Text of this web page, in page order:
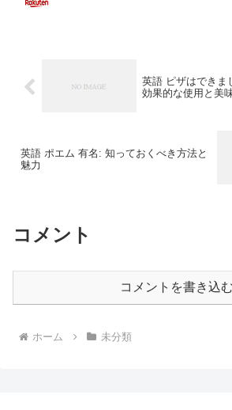
英語 ピザはできま
効果的な使用と美
英語 ポエム 有名: 知っておくべき方法と
魅力
コメント
コメントを書き込む
ホーム 未分類